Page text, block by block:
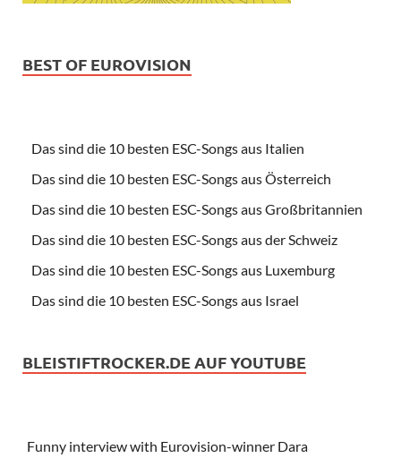
BEST OF EUROVISION
Das sind die 10 besten ESC-Songs aus Italien
Das sind die 10 besten ESC-Songs aus Österreich
Das sind die 10 besten ESC-Songs aus Großbritannien
Das sind die 10 besten ESC-Songs aus der Schweiz
Das sind die 10 besten ESC-Songs aus Luxemburg
Das sind die 10 besten ESC-Songs aus Israel
BLEISTIFTROCKER.DE AUF YOUTUBE
Funny interview with Eurovision-winner Dara